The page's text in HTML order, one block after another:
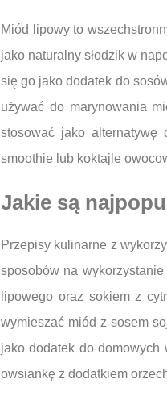
Miód lipowy to
jako naturalny słodzik w
się go jako dodatek do
używać do marynowania
stosować jako alternatywę
smoothie lub koktajle
Jakie są
Przepisy kulinarne z
sposobów na
lipowego oraz sokiem z
wymieszać miód z sosem
jako dodatek do domowych
owsiankę z dodatkiem